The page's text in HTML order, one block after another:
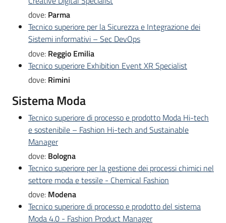
dove: Parma
Tecnico superiore per la Sicurezza e Integrazione dei
Sistemi informativi – Sec DevOps
dove: Reggio Emilia
Tecnico superiore Exhibition Event XR Specialist
dove: Rimini
Sistema Moda
Tecnico superiore di processo e prodotto Moda Hi-tech
e sostenibile – Fashion Hi-tech and Sustainable
Manager
dove: Bologna
Tecnico superiore per la gestione dei processi chimici nel
settore moda e tessile - Chemical Fashion
dove: Modena
Tecnico superiore di processo e prodotto del sistema
Moda 4.0 - Fashion Product Manager